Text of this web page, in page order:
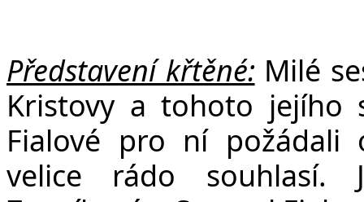
Představení křtěné: Milé
Kristovy a tohoto jejího
Fialové pro ní požádali
velice rádo souhlasí.